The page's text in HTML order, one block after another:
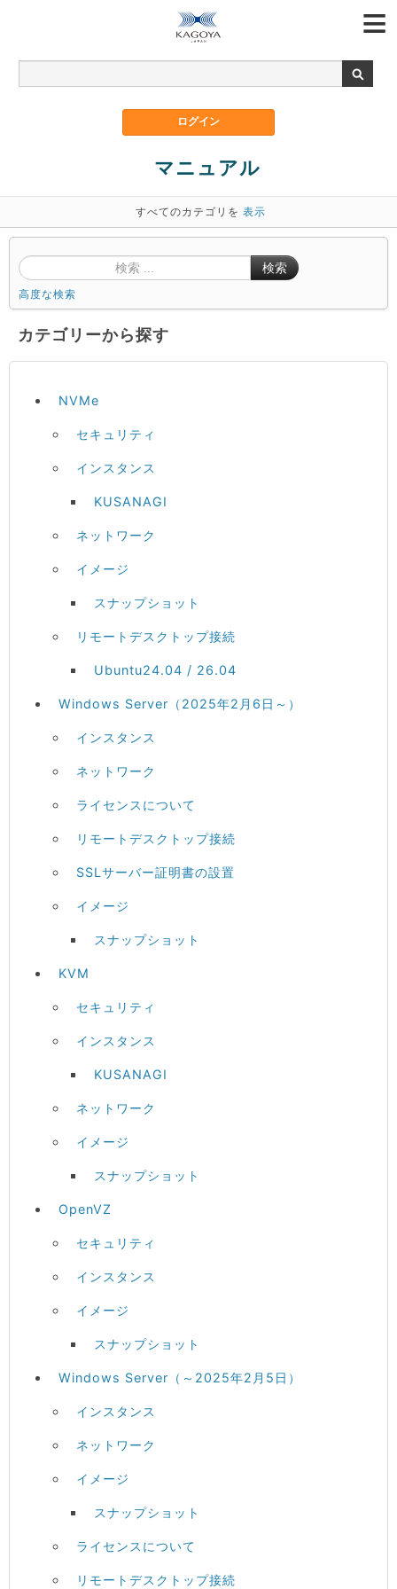
マニュアル
すべてのカテゴリを 表示
検索
高度な検索
カテゴリーから探す
NVMe
セキュリティ
インスタンス
KUSANAGI
ネットワーク
イメージ
スナップショット
リモートデスクトップ接続
Ubuntu24.04 / 26.04
Windows Server（2025年2月6日～）
インスタンス
ネットワーク
ライセンスについて
リモートデスクトップ接続
SSLサーバー証明書の設置
イメージ
スナップショット
KVM
セキュリティ
インスタンス
KUSANAGI
ネットワーク
イメージ
スナップショット
OpenVZ
セキュリティ
インスタンス
イメージ
スナップショット
Windows Server（～2025年2月5日）
インスタンス
ネットワーク
イメージ
スナップショット
ライセンスについて
リモートデスクトップ接続